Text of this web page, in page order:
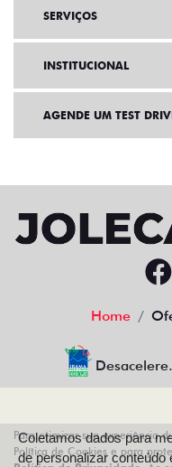
SERVIÇOS
INSTITUCIONAL
AGENDE UM TEST
Home
AZZURRA VEICULOS
Para otimizar sua experiência
Política de Cookies e para
Coletamos dados para
de personalizar conteúdo